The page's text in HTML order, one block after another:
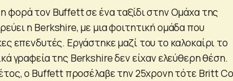
φορά τον Buffett σε ένα ταξίδι στην Ομάχα της
η Berkshire, με μια φοιτητική ομάδα που
επενδυτές. Εργάστηκε μαζί του το καλοκαίρι το
γραφεία της Berkshire δεν είχαν ελεύθερη θέση.
ο Buffett προσέλαβε την 25χρονη τότε Britt